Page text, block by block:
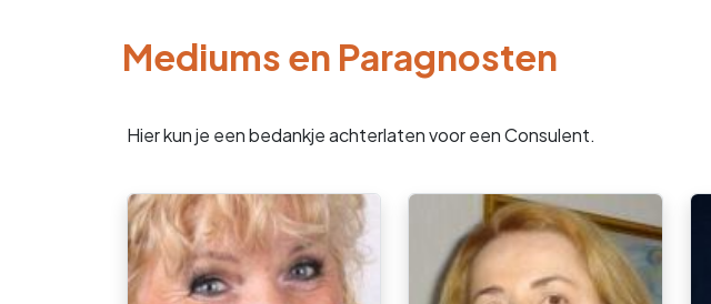
Mediums en Paragnosten
Hier kun je een bedankje achterlaten voor een Consulent.